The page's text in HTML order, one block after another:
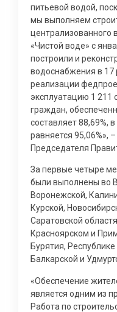
питьевой водой,
мы выполняем
централизованного
«Чистой воде» с
построили и
водоснабжения в 17
реализации
эксплуатацию 1 211
граждан,
составляет 88,69%,
равняется 95,06%»,
Председателя
За первые четыре
были выполнены во
Воронежской,
Курской,
Саратовской
Красноярском и
Бурятия,
Балкарской и
«Обеспечение
является одним из
Работа по